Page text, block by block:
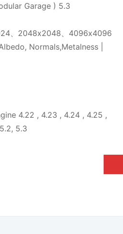
Garage ) 5.3
、2048x2048、4096x4096
Normals,Metalness |
4.22 , 4.23 , 4.24 , 4.25 ,
5.3